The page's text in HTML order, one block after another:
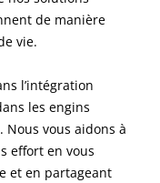
de manière
vie.
l’intégration
les engins
Nous vous aidons à
effort en vous
et en partageant